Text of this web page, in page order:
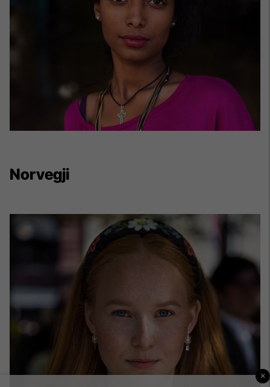
Norvegji
×